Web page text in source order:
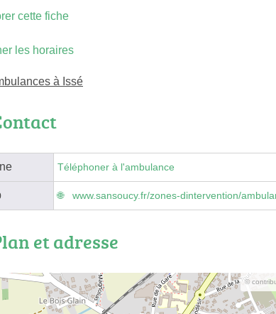
cette fiche
les horaires
à Issé
Téléphoner à l'ambulance
www.sansoucy.fr/zones-dintervention/
et adresse
©